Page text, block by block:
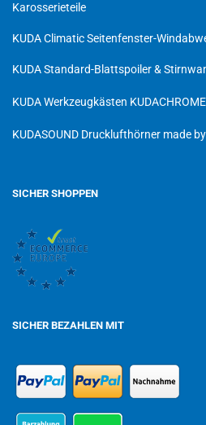
Karosserieteile
KUDA Climatic Seitenfenster-
KUDA Standard-Blattspoiler &
KUDA Werkzeugkästen
KUDASOUND Drucklufthörner made
SICHER SHOPPEN
SICHER BEZAHLEN MIT